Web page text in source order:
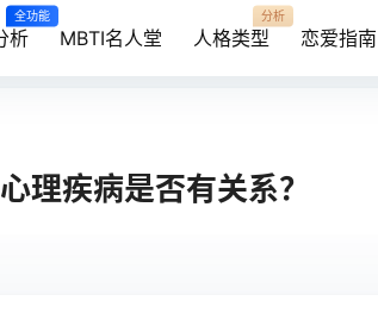
析
全功能
MBTI名人堂 人格类型
分析
恋爱指南
理疾病是否有关系？